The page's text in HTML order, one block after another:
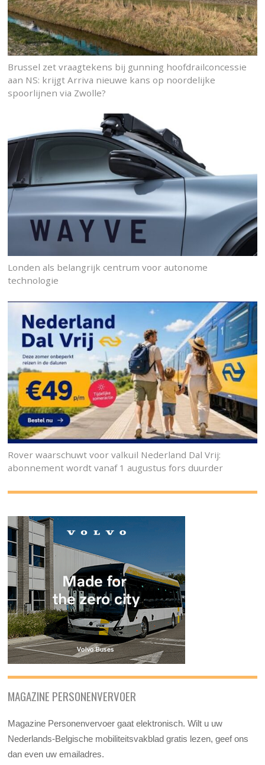
Brussel zet vraagtekens bij gunning hoofdrailconcessie
aan NS: krijgt Arriva nieuwe kans op noordelijke
spoorlijnen via Zwolle?
Londen als belangrijk centrum voor autonome
technologie
Rover waarschuwt voor valkuil Nederland Dal Vrij:
abonnement wordt vanaf 1 augustus fors duurder
MAGAZINE PERSONENVERVOER
Magazine Personenvervoer gaat elektronisch. Wilt u uw
Nederlands-Belgische mobiliteitsvakblad gratis lezen, geef ons
dan even uw emailadres.